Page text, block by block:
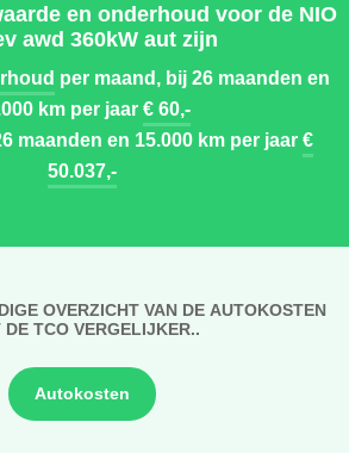
en onderhoud voor de NIO
awd 360kW aut zijn
per maand, bij 26 maanden en
km per jaar€ 60,-
maanden en 15.000 km per jaar€
50.037,-
OVERZICHT VAN DE AUTOKOSTEN
DE TCO VERGELIJKER..
Autokosten